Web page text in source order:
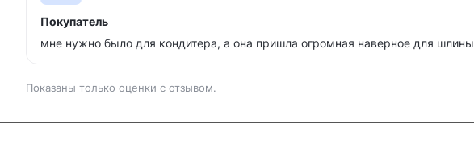
Покупатель
мне нужно было для кондитера, а она пришла огромная наверное для шлины
Показаны только оценки с отзывом.